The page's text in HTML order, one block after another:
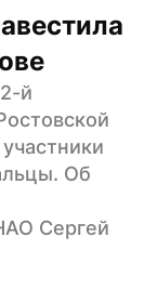
й
Об
Сергей